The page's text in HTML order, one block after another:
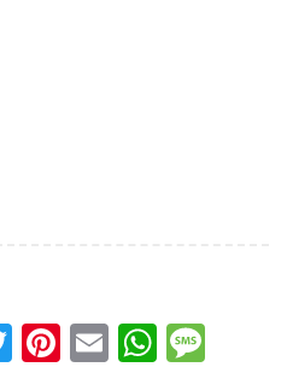
Twitter
Pinterest
Email